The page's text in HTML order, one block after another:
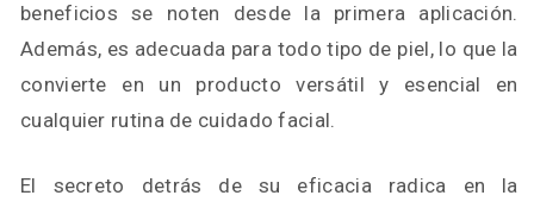
beneficios se noten desde la primera aplicación.
Además, es adecuada para todo tipo de piel, lo que la
convierte en un producto versátil y esencial en
cualquier rutina de cuidado facial.
El secreto detrás de su eficacia radica en la